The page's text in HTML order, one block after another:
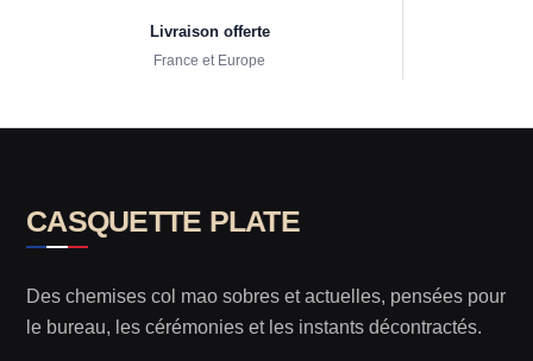
Livraison offerte
France et Europe
CASQUETTE PLATE
Des chemises col mao sobres et actuelles, pensées pour
le bureau, les cérémonies et les instants décontractés.